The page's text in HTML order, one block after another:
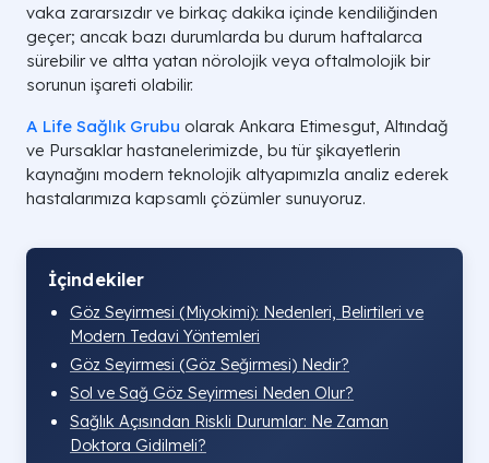
vaka zararsızdır ve birkaç dakika içinde kendiliğinden
geçer; ancak bazı durumlarda bu durum haftalarca
sürebilir ve altta yatan nörolojik veya oftalmolojik bir
sorunun işareti olabilir.
A Life Sağlık Grubu olarak Ankara Etimesgut, Altındağ
ve Pursaklar hastanelerimizde, bu tür şikayetlerin
kaynağını modern teknolojik altyapımızla analiz ederek
hastalarımıza kapsamlı çözümler sunuyoruz.
İçindekiler
Göz Seyirmesi (Miyokimi): Nedenleri, Belirtileri ve
Modern Tedavi Yöntemleri
Göz Seyirmesi (Göz Seğirmesi) Nedir?
Sol ve Sağ Göz Seyirmesi Neden Olur?
Sağlık Açısından Riskli Durumlar: Ne Zaman
Doktora Gidilmeli?